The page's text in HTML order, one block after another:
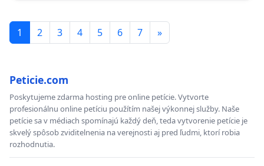
1 2 3 4 5 6 7 »
Peticie.com
Poskytujeme zdarma hosting pre online petície. Vytvorte
profesionálnu online petíciu použítím našej výkonnej služby. Naše
petície sa v médiach spomínajú každý deň, teda vytvorenie petície je
skvelý spôsob zviditelnenia na verejnosti aj pred ľudmi, ktorí robia
rozhodnutia.